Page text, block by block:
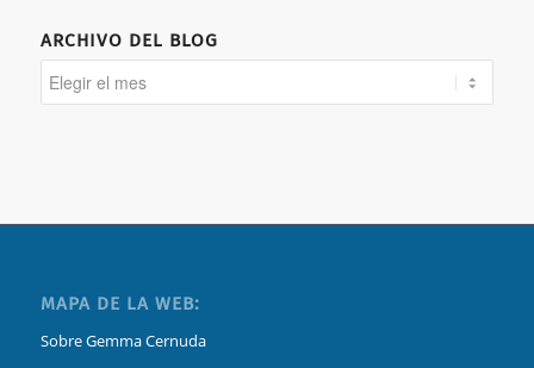
ARCHIVO DEL BLOG
MAPA DE LA WEB:
Sobre Gemma Cernuda